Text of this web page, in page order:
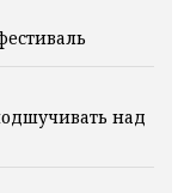
над